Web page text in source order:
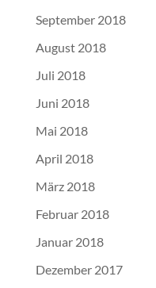
September 2018
August 2018
Juli 2018
Juni 2018
Mai 2018
April 2018
März 2018
Februar 2018
Januar 2018
Dezember 2017